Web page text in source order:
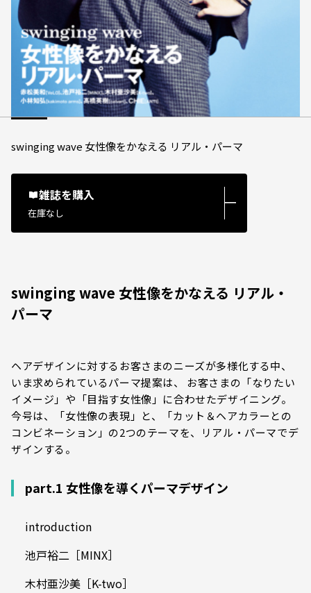
swinging wave 女性像をかなえる リアル・パーマ
雑誌を購入
在庫なし
―
swinging wave 女性像をかなえる リアル・
パーマ
ヘアデザインに対するお客さまのニーズが多様化する中、
いま求められているパーマ提案は、 お客さまの「なりたい
イメージ」や「目指す女性像」に合わせたデザイニング。
今号は、「女性像の表現」と、「カット＆ヘアカラーとの
コンビネーション」の2つのテーマを、リアル・パーマでデ
ザインする。
part.1 女性像を導くパーマデザイン
introduction
池戸裕二［MINX］
木村亜沙美［K-two］